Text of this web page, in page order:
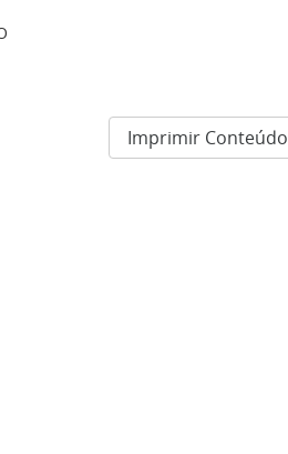
Imprimir Conteúdo